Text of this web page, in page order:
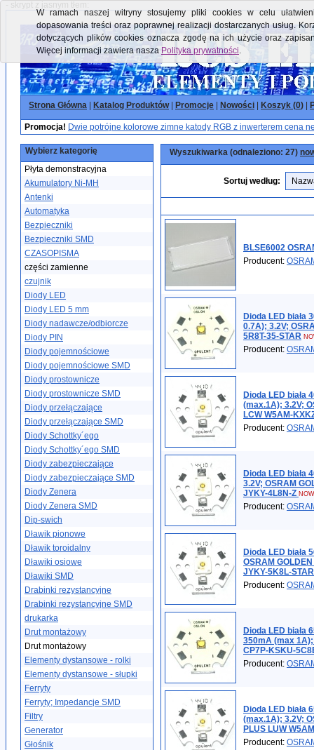
- skrypt z jasnym tłem:
Strona Główna Katalog Produktów| Promocje Nowości Koszyk (0)
Promocja! Dwie potrójne kolorowe zimne katody RGB z inwerterem cena
Wybierz kategorię
Płyta demonstracyjna
Akumulatory Ni-MH
Antenki
Automatyka
Bezpieczniki
Bezpieczniki SMD
CZASOPISMA
części zamienne
czujnik
Diody LED
Diody LED 5 mm
Diody nadawcze/odbiorcze
Diody PIN
Diody pojemnościowe
Diody pojemnościowe SMD
Diody prostownicze
Diody prostownicze SMD
Diody przełączające
Diody przełączające SMD
Diody Schottky´ego
Diody Schottky´ego SMD
Diody zabezpieczające
Diody zabezpieczające SMD
Diody Zenera
Diody Zenera SMD
Dip-swich
Dławik pionowe
Dławik toroidalny
Dławiki osiowe
Dławiki SMD
Drabinki rezystancyjne
Drabinki rezystancyjne SMD
drukarka
Drut montażowy
Drut montażowy
Elementy dystansowe - rolki
Elementy dystansowe - słupki
Ferryty
Ferryty; Impedancje SMD
Filtry
Generator
Głośnik
Wyszukiwarka (odnaleziono: 27)
Sortuj według:
BLSE6002
Producent:
Dioda LED biała
0.7A); 3.2V;
5R8T-35-STAR
Producent:
Dioda LED biała
(max.1A); 3.2V;
LCW W5AM-
Producent:
Dioda LED biała
3.2V; OSRAM
JYKY-4L8N-Z
Producent:
Dioda LED biała
OSRAM
JYKY-5K8L-STAR
Producent:
Dioda LED biała
350mA (max 1A);
CP7P-KSKU-
Producent:
Dioda LED biała
(max.1A); 3.2V;
PLUS LUW
Producent:
W ramach naszej witryny stosujemy pliki cookies w celu
dopasowania treści oraz poprawnej realizacji dostarczanych usług.
dotyczących plików cookies oznacza zgodę na ich użycie oraz
Więcej informacji zawiera nasza Polityka prywatności.